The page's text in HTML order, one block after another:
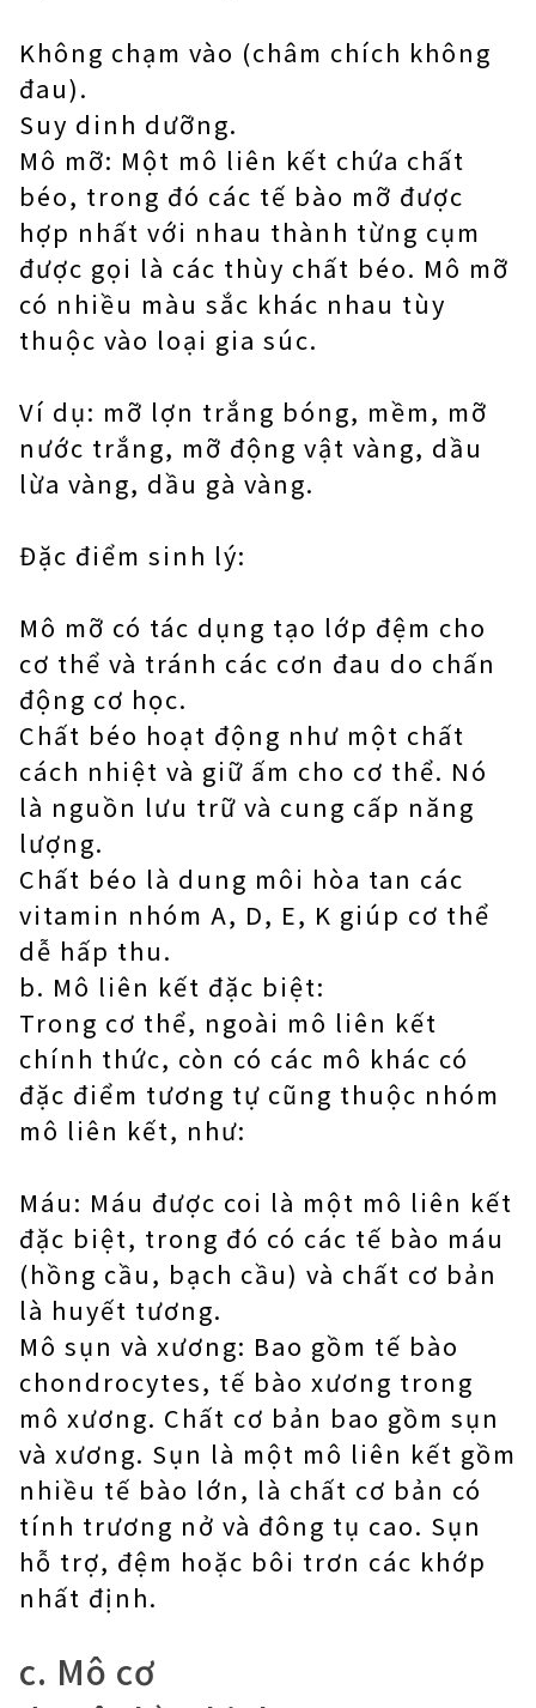
Không chạm vào (châm chích không
đau).
Suy dinh dưỡng.
Mô mỡ: Một mô liên kết chứa chất
béo, trong đó các tế bào mỡ được
hợp nhất với nhau thành từng cụm
được gọi là các thùy chất béo. Mô mỡ
có nhiều màu sắc khác nhau tùy
thuộc vào loại gia súc.
Ví dụ: mỡ lợn trắng bóng, mềm, mỡ
nước trắng, mỡ động vật vàng, dầu
lừa vàng, dầu gà vàng.
Đặc điểm sinh lý:
Mô mỡ có tác dụng tạo lớp đệm cho
cơ thể và tránh các cơn đau do chấn
động cơ học.
Chất béo hoạt động như một chất
cách nhiệt và giữ ấm cho cơ thể. Nó
là nguồn lưu trữ và cung cấp năng
lượng.
Chất béo là dung môi hòa tan các
vitamin nhóm A, D, E, K giúp cơ thể
dễ hấp thu.
b. Mô liên kết đặc biệt:
Trong cơ thể, ngoài mô liên kết
chính thức, còn có các mô khác có
đặc điểm tương tự cũng thuộc nhóm
mô liên kết, như:
Máu: Máu được coi là một mô liên kết
đặc biệt, trong đó có các tế bào máu
(hồng cầu, bạch cầu) và chất cơ bản
là huyết tương.
Mô sụn và xương: Bao gồm tế bào
chondrocytes, tế bào xương trong
mô xương. Chất cơ bản bao gồm sụn
và xương. Sụn ​​là một mô liên kết gồm
nhiều tế bào lớn, là chất cơ bản có
tính trương nở và đông tụ cao. Sụn ​​
hỗ trợ, đệm hoặc bôi trơn các khớp
nhất định.
c. Mô cơ